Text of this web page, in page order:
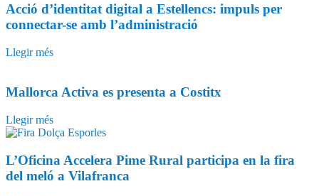
Acció d’identitat digital a Estellencs: impuls per
connectar-se amb l’administració
Llegir més
Mallorca Activa es presenta a Costitx
Llegir més
L’Oficina Accelera Pime Rural participa en la fira
del meló a Vilafranca